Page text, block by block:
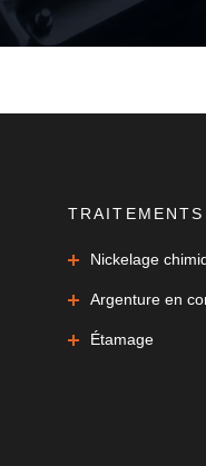
TRAITEMENTS
Nickelage
Argenture en
Étamage